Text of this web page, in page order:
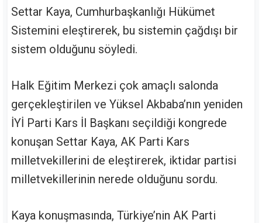
Settar Kaya, Cumhurbaşkanlığı Hükümet
Sistemini eleştirerek, bu sistemin çağdışı bir
sistem olduğunu söyledi.
Halk Eğitim Merkezi çok amaçlı salonda
gerçekleştirilen ve Yüksel Akbaba’nın yeniden
İYİ Parti Kars İl Başkanı seçildiği kongrede
konuşan Settar Kaya, AK Parti Kars
milletvekillerini de eleştirerek, iktidar partisi
milletvekillerinin nerede olduğunu sordu.
Kaya konuşmasında, Türkiye’nin AK Parti